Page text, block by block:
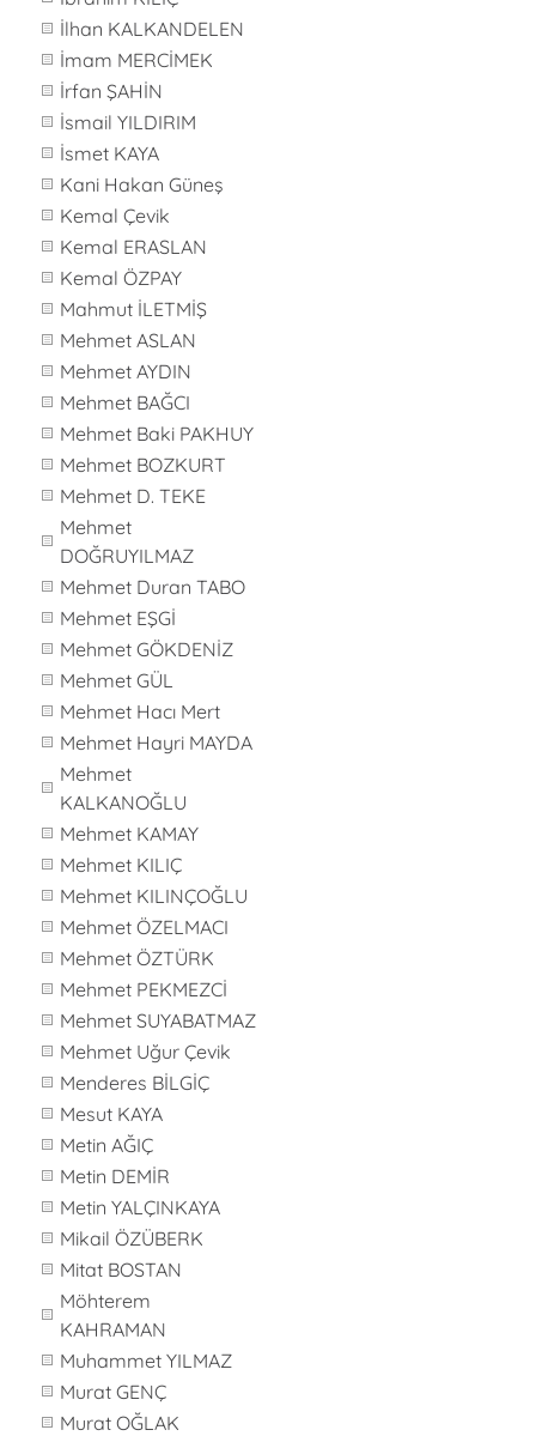
İlhan KALKANDELEN
İmam MERCİMEK
İrfan ŞAHİN
İsmail YILDIRIM
İsmet KAYA
Kani Hakan Güneş
Kemal Çevik
Kemal ERASLAN
Kemal ÖZPAY
Mahmut İLETMİŞ
Mehmet ASLAN
Mehmet AYDIN
Mehmet BAĞCI
Mehmet Baki PAKHUY
Mehmet BOZKURT
Mehmet D. TEKE
Mehmet
DOĞRUYILMAZ
Mehmet Duran TABO
Mehmet EŞGİ
Mehmet GÖKDENİZ
Mehmet GÜL
Mehmet Hacı Mert
Mehmet Hayri MAYDA
Mehmet
KALKANOĞLU
Mehmet KAMAY
Mehmet KILIÇ
Mehmet KILINÇOĞLU
Mehmet ÖZELMACI
Mehmet ÖZTÜRK
Mehmet PEKMEZCİ
Mehmet SUYABATMAZ
Mehmet Uğur Çevik
Menderes BİLGİÇ
Mesut KAYA
Metin AĞIÇ
Metin DEMİR
Metin YALÇINKAYA
Mikail ÖZÜBERK
Mitat BOSTAN
Möhterem
KAHRAMAN
Muhammet YILMAZ
Murat GENÇ
Murat OĞLAK